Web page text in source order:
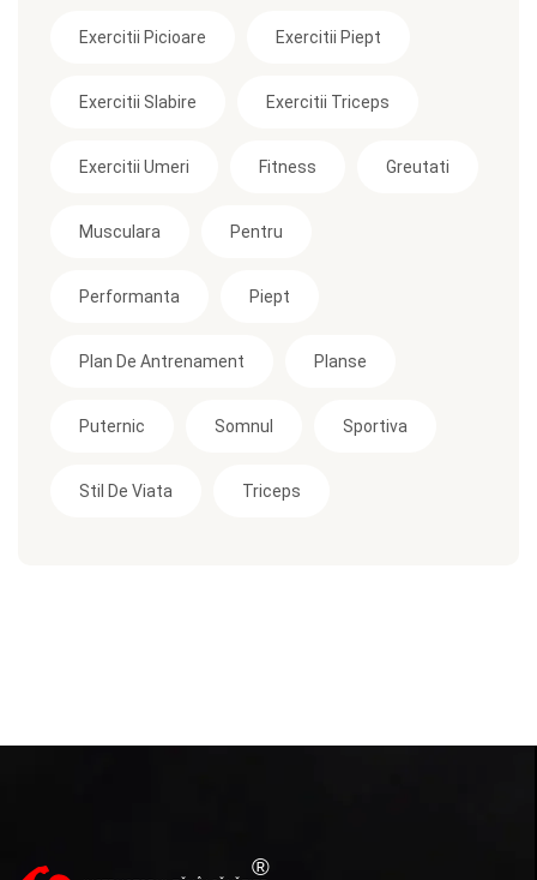
Exercitii Picioare Exercitii Piept
Exercitii Slabire Exercitii Triceps
Exercitii Umeri Fitness Greutati
Musculara Pentru
Performanta Piept
Plan De Antrenament Planse
Puternic Somnul Sportiva
Stil De Viata Triceps